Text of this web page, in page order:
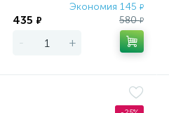
Экономия 145 ₽
435 ₽ 580₽
- +